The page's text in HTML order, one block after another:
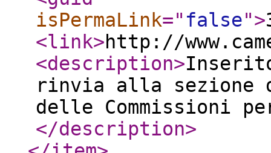
isPermaLink=" false">
<link>http://
<description>
rinvia alla sezione
delle Commissioni
</description>